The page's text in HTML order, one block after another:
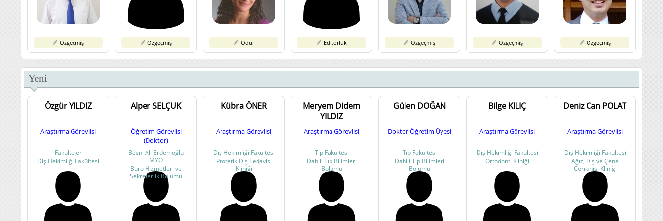
Özgeçmiş Özgeçmiş Ödül Editörlük Özgeçmiş Özgeçmiş Özgeçmiş
Yeni
Özgür YILDIZ
Araştırma Görevlisi
Fakülteler
Diş Hekimliği Fakültesi
Alper SELÇUK
Öğretim Görevlisi
(Doktor)
Besni Ali Erdemoğlu
MYO
Büro Hizmetleri ve
Sekreterlik Bölümü
Kübra ÖNER
Araştırma Görevlisi
Diş Hekimliği Fakültesi
Protetik Diş Tedavisi
Kliniği
Meryem Didem
YILDIZ
Araştırma Görevlisi
Tıp Fakültesi
Dahili Tıp Bilimleri
Bölümü
Gülen DOĞAN
Doktor Öğretim Üyesi
Tıp Fakültesi
Dahili Tıp Bilimleri
Bölümü
Bilge KILIÇ
Araştırma Görevlisi
Diş Hekimliği Fakültesi
Ortodonti Kliniği
Deniz Can POLAT
Araştırma Görevlisi
Diş Hekimliği Fakültesi
Ağız, Diş ve Çene
Cerrahisi Kliniği